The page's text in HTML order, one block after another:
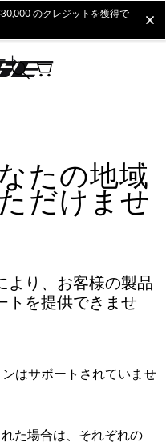
のクレジットを獲得で
ト
たの地域
だけませ
より、お客様の製品
トを提供できませ
はサポートされていませ
た場合は、それぞれの